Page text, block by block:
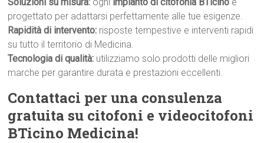
progettato per adattarsi perfettamente alle tue esigenze.
Rapidità di intervento: risposte tempestive e interventi rapidi
su tutto il territorio di Medicina.
Tecnologia di qualità: utilizziamo solo prodotti delle migliori
marche per garantire durata e prestazioni eccellenti.
Contattaci per una consulenza
gratuita su citofoni e videocitofoni
BTicino Medicina!